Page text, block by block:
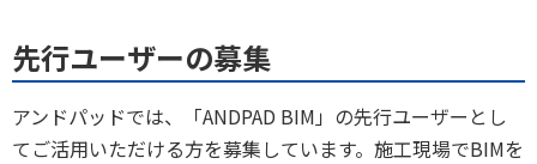
先行ユーザーの募集
アンドパッドでは、「ANDPAD BIM」の先行ユーザーとし
てご活用いただける方を募集しています。施工現場でBIMを